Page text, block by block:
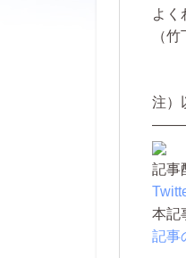
よく
（竹
注）
記事
本記
記事